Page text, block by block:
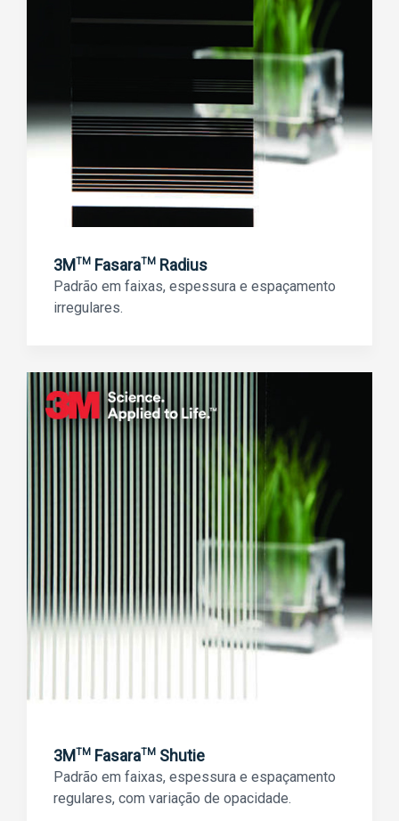
3MTM FasaraTM Radius
Padrão em faixas, espessura e espaçamento
irregulares.
3MTM FasaraTM Shutie
Padrão em faixas, espessura e espaçamento
regulares, com variação de opacidade.